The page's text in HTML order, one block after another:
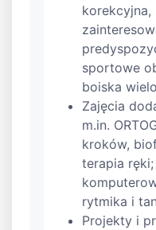
korekcyjna,
sportowe
boiska
Zajęcia
m.in.
kroków,
terapia
rytmika i
Projekty i